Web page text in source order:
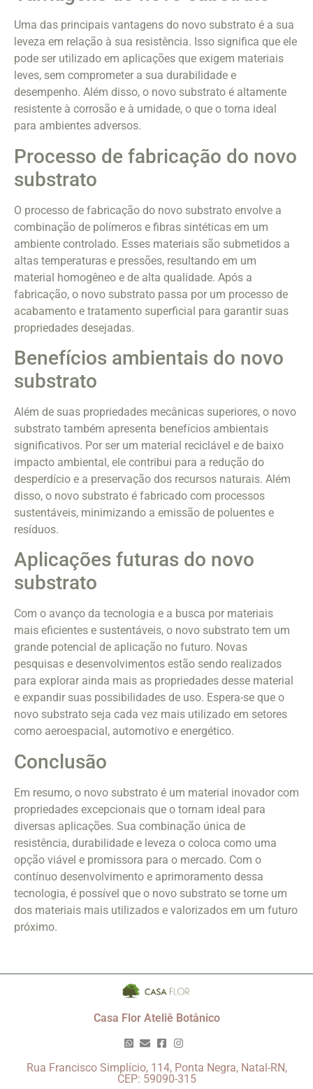
Uma das principais vantagens do novo substrato é a sua
leveza em relação à sua resistência. Isso significa que ele
pode ser utilizado em aplicações que exigem materiais
leves, sem comprometer a sua durabilidade e
desempenho. Além disso, o novo substrato é altamente
resistente à corrosão e à umidade, o que o torna ideal
para ambientes adversos.
Processo de fabricação do novo
substrato
O processo de fabricação do novo substrato envolve a
combinação de polímeros e fibras sintéticas em um
ambiente controlado. Esses materiais são submetidos a
altas temperaturas e pressões, resultando em um
material homogêneo e de alta qualidade. Após a
fabricação, o novo substrato passa por um processo de
acabamento e tratamento superficial para garantir suas
propriedades desejadas.
Benefícios ambientais do novo
substrato
Além de suas propriedades mecânicas superiores, o novo
substrato também apresenta benefícios ambientais
significativos. Por ser um material reciclável e de baixo
impacto ambiental, ele contribui para a redução do
desperdício e a preservação dos recursos naturais. Além
disso, o novo substrato é fabricado com processos
sustentáveis, minimizando a emissão de poluentes e
resíduos.
Aplicações futuras do novo
substrato
Com o avanço da tecnologia e a busca por materiais
mais eficientes e sustentáveis, o novo substrato tem um
grande potencial de aplicação no futuro. Novas
pesquisas e desenvolvimentos estão sendo realizados
para explorar ainda mais as propriedades desse material
e expandir suas possibilidades de uso. Espera-se que o
novo substrato seja cada vez mais utilizado em setores
como aeroespacial, automotivo e energético.
Conclusão
Em resumo, o novo substrato é um material inovador com
propriedades excepcionais que o tornam ideal para
diversas aplicações. Sua combinação única de
resistência, durabilidade e leveza o coloca como uma
opção viável e promissora para o mercado. Com o
contínuo desenvolvimento e aprimoramento dessa
tecnologia, é possível que o novo substrato se torne um
dos materiais mais utilizados e valorizados em um futuro
próximo.
Casa Flor Ateliê Botânico
Rua Francisco Simplício, 114, Ponta Negra, Natal-RN,
CEP: 59090-315